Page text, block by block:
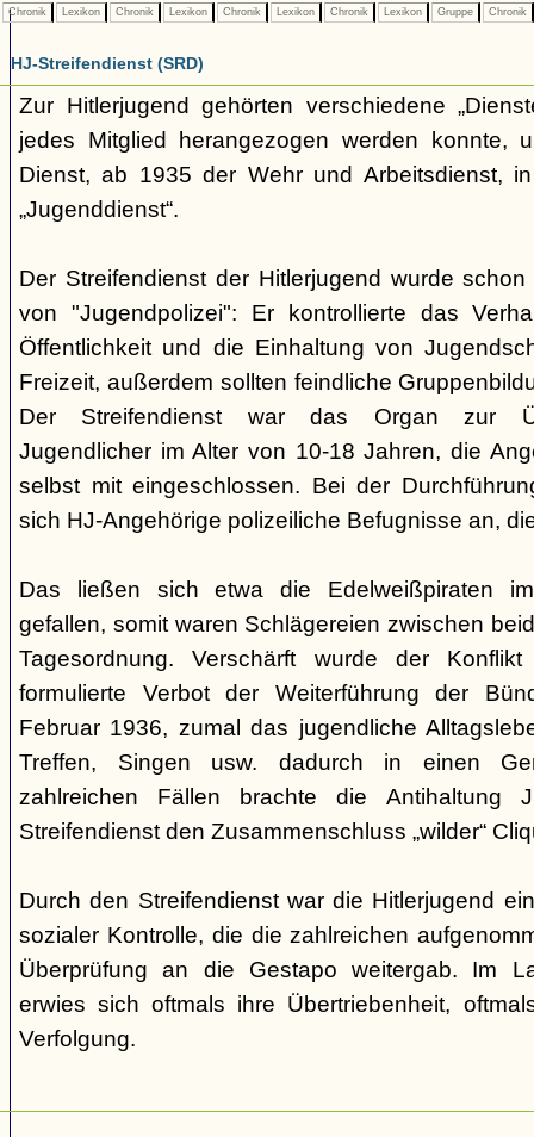
Chronik Lexikon Chronik Lexikon Chronik Lexikon Chronik Lexikon Gruppe Chronik
HJ-Streifendienst (SRD)
Zur Hitlerjugend gehörten verschiedene
jedes Mitglied herangezogen werden konnte,
Dienst, ab 1935 der Wehr und Arbeitsdienst,
„Jugenddienst“.
Der Streifendienst der Hitlerjugend wurde
von "Jugendpolizei": Er kontrollierte das
Öffentlichkeit und die Einhaltung von
Freizeit, außerdem sollten feindliche
Der Streifendienst war das Organ zur
Jugendlicher im Alter von 10-18 Jahren, die
selbst mit eingeschlossen. Bei der
sich HJ-Angehörige polizeiliche Befugnisse an,
Das ließen sich etwa die Edelweißpiraten
gefallen, somit waren Schlägereien zwischen
Tagesordnung. Verschärft wurde der
formulierte Verbot der Weiterführung der
Februar 1936, zumal das jugendliche
Treffen, Singen usw. dadurch in einen
zahlreichen Fällen brachte die Antihaltung
Streifendienst den Zusammenschluss „wilder“
Durch den Streifendienst war die Hitlerjugend
sozialer Kontrolle, die die zahlreichen
Überprüfung an die Gestapo weitergab. Im
erwies sich oftmals ihre Übertriebenheit,
Verfolgung.